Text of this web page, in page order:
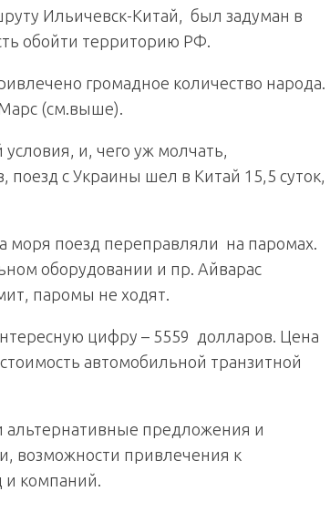
Ильичевск-Китай, был задуман в
обойти территорию РФ.
громадное количество народа.
(см.выше).
и, чего уж молчать,
поезд с Украины шел в Китай 15,5 суток,
моря поезд переправляли на паромах.
оборудовании и пр. Айварас
паромы не ходят.
цифру – 5559 долларов. Цена
автомобильной транзитной
альтернативные предложения и
возможности привлечения к
и компаний.